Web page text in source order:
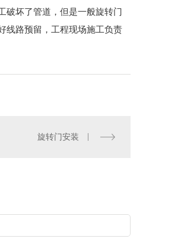
破坏了管道，但是一般旋转门
线路预留，工程现场施工负责
旋转门安装